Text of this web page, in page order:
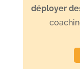
déployer